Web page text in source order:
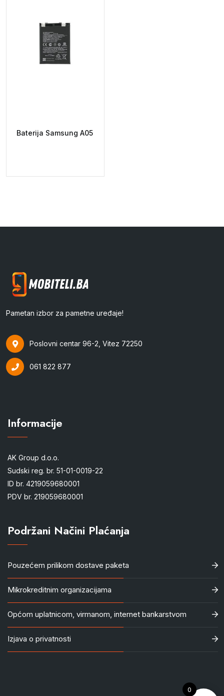
Baterija Samsung A05
Pametan izbor za pametne uređaje!
Poslovni centar 96-2, Vitez 72250
061 822 877
Informacije
AK Group d.o.o.
Sudski reg. br. 51-01-0019-22
ID br. 4219059680001
PDV br. 219059680001
Podržani Načini Plaćanja
Pouzećem prilikom dostave paketa
Mikrokreditnim organizacijama
Općom uplatnicom, virmanom, internet bankarstvom
Izjava o privatnosti
0